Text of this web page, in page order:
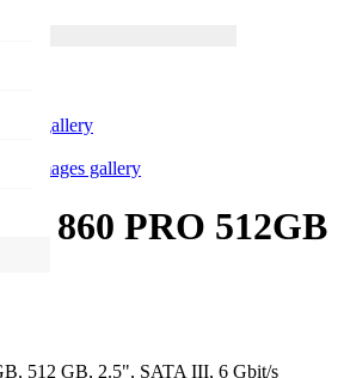
gallery
the images gallery
860 PRO 512GB
512 GB, 2.5", SATA III, 6 Gbit/s